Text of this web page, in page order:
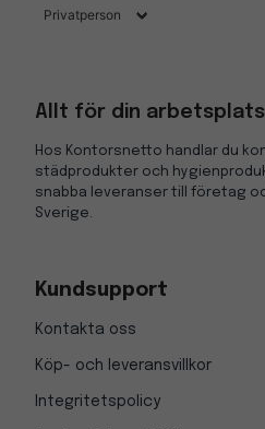
Allt för din arbetsplats
Hos Kontorsnetto handlar du
städprodukter och
snabba leveranser till företag
Sverige.
Kundsupport
Kontakta oss
Köp- och leveransvillkor
Integritetspolicy